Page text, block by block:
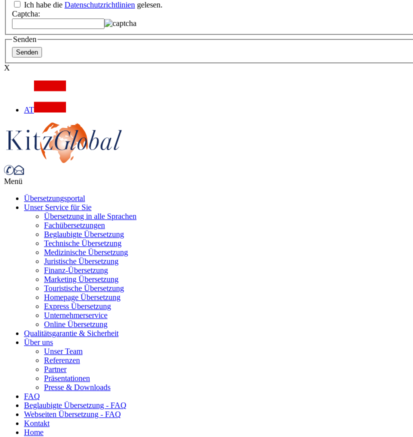
Ich habe die Datenschutzrichtlinien gelesen.
Captcha:
Senden
X
AT
Menü
Übersetzungsportal
Unser Service für Sie
Übersetzung in alle Sprachen
Fachübersetzungen
Beglaubigte Übersetzung
Technische Übersetzung
Medizinische Übersetzung
Juristische Übersetzung
Finanz-Übersetzung
Marketing Übersetzung
Touristische Übersetzung
Homepage Übersetzung
Express Übersetzung
Unternehmerservice
Online Übersetzung
Qualitätsgarantie & Sicherheit
Über uns
Unser Team
Referenzen
Partner
Präsentationen
Presse & Downloads
FAQ
Beglaubigte Übersetzung - FAQ
Webseiten Übersetzung - FAQ
Kontakt
Home